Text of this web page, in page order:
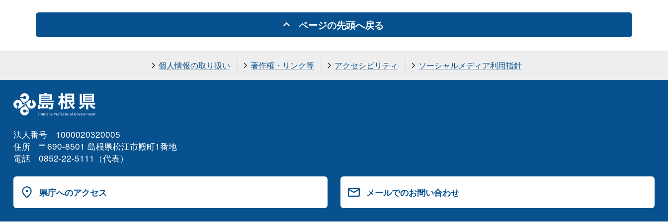
ページの先頭へ戻る
個人情報の取り扱い 著作権・リンク等 アクセシビリティ ソーシャルメディア利用指針
法人番号 1000020320005
住所 〒690-8501 島根県松江市殿町1番地
電話 0852-22-5111（代表）
県庁へのアクセス メールでのお問い合わせ